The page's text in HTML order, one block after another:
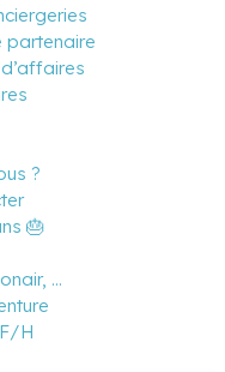
partenaire
?
🎂
...
H